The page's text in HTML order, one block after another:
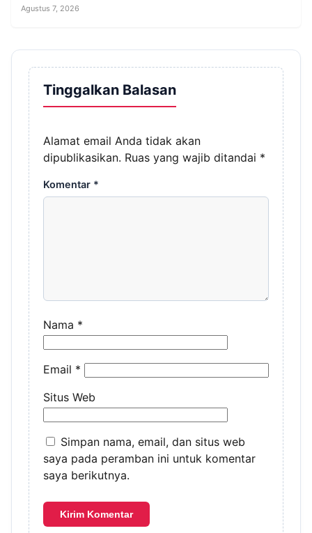
Agustus 7, 2026
Tinggalkan Balasan
Alamat email Anda tidak akan
dipublikasikan. Ruas yang wajib ditandai *
Komentar *
Nama *
Email *
Situs Web
Simpan nama, email, dan situs web
saya pada peramban ini untuk komentar
saya berikutnya.